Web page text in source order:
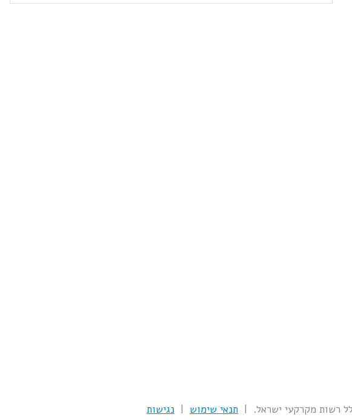
תנאי שימוש | נגישות